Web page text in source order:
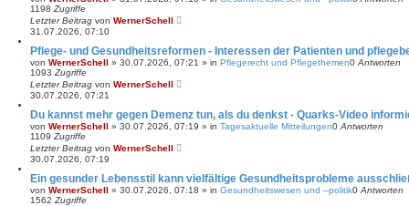
1198 Zugriffe
Letzter Beitrag von WernerSchell
31.07.2026, 07:10
Pflege- und Gesundheitsreformen - Interessen der Patienten und
von WernerSchell » 30.07.2026, 07:21 » in Pflegerecht und Pflegethemen0 Antworten
1093 Zugriffe
Letzter Beitrag von WernerSchell
30.07.2026, 07:21
Du kannst mehr gegen Demenz tun, als du denkst - Quarks-Video
von WernerSchell » 30.07.2026, 07:19 » in Tagesaktuelle Mitteilungen0 Antworten
1109 Zugriffe
Letzter Beitrag von WernerSchell
30.07.2026, 07:19
Ein gesunder Lebensstil kann vielfältige Gesundheitsprobleme
von WernerSchell » 30.07.2026, 07:18 » in Gesundheitswesen und –politik0 Antworten
1562 Zugriffe